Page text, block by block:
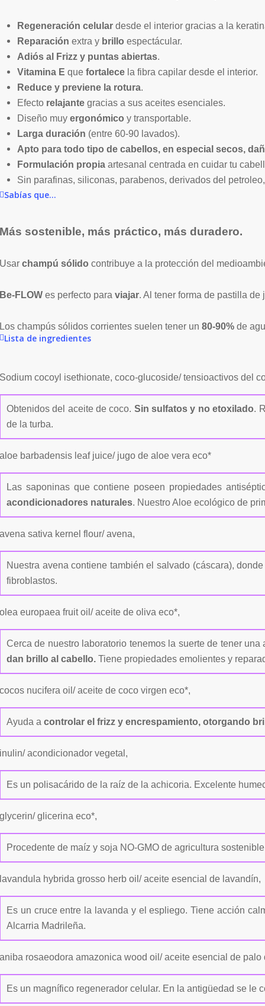
Regeneración celular desde el interior gracias a la
Reparación extra y brillo espectácular.
Adiós al Frizz y puntas abiertas.
Vitamina E que fortalece la fibra capilar desde el interior.
Reduce y previene la rotura.
Efecto relajante gracias a sus aceites esenciales.
Diseño muy ergonómico y transportable.
Larga duración (entre 60-90 lavados).
Apto para todo tipo de cabellos, en especial secos,
Formulación propia artesanal centrada en cuidar tu
Sin parafinas, siliconas, parabenos, derivados del
Sabías que...
Más sostenible, más práctico, más duradero.
Usar champú sólido contribuye a la protección del
Be-FLOW es perfecto para viajar. Al tener forma de pastilla
Los champús sólidos corrientes suelen tener un 80-90% de
Lista de ingredientes
Sodium cocoyl isethionate, coco-glucoside/ tensioactivos del
Obtenidos del aceite de coco. Sin sulfatos y no etoxilado.
de la turba.
aloe barbadensis leaf juice/ jugo de aloe vera eco*
Las saponinas que contiene poseen propiedades
acondicionadores naturales. Nuestro Aloe ecológico de
avena sativa kernel flour/ avena,
Nuestra avena contiene también el salvado (cáscara),
fibroblastos.
olea europaea fruit oil/ aceite de oliva eco*,
Cerca de nuestro laboratorio tenemos la suerte de tener
dan brillo al cabello. Tiene propiedades emolientes y
cocos nucifera oil/ aceite de coco virgen eco*,
Ayuda a controlar el frizz y encrespamiento, otorgando
inulin/ acondicionador vegetal,
Es un polisacárido de la raíz de la achicoria. Excelente
glycerin/ glicerina eco*,
Procedente de maíz y soja NO-GMO de agricultura
lavandula hybrida grosso herb oil/ aceite esencial de lavandín,
Es un cruce entre la lavanda y el espliego. Tiene acción
Alcarria Madrileña.
aniba rosaeodora amazonica wood oil/ aceite esencial de palo
Es un magnífico regenerador celular. En la antigüedad se le